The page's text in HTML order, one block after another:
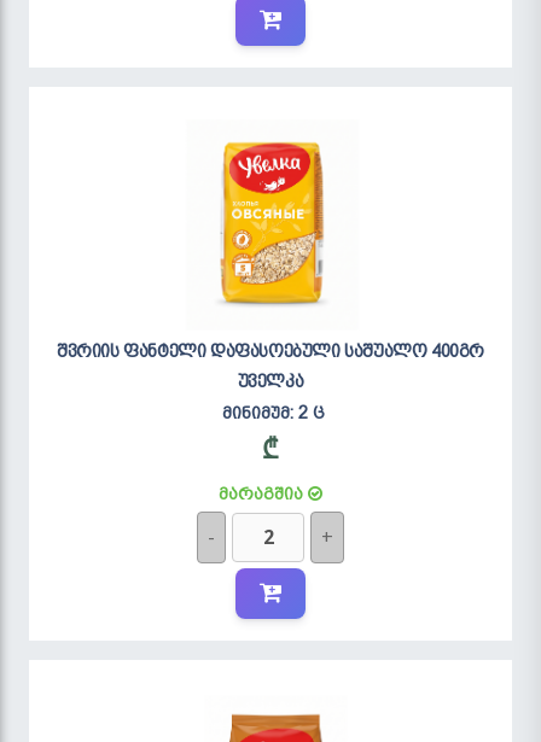
შვრიის ფანტელი დაფასოებული საშუალო 400გრ
უველკა
მინიმუმ: 2 ც
₾
მარაგშია
- +